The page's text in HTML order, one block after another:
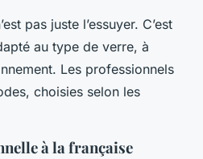
pas juste l’essuyer. C’est
au type de verre, à
Les professionnels
choisies selon les
à la française